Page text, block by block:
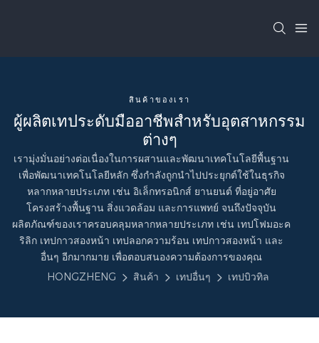
สินค้าของเรา
ผู้ผลิตเทประดับมืออาชีพสำหรับอุตสาหกรรม
ต่างๆ
เรามุ่งมั่นอย่างต่อเนื่องในการผสานและพัฒนาเทคโนโลยีพื้นฐาน
เพื่อพัฒนาเทคโนโลยีหลัก ซึ่งกำลังถูกนำไปประยุกต์ใช้ในธุรกิจ
หลากหลายประเภท เช่น อิเล็กทรอนิกส์ ยานยนต์ ที่อยู่อาศัย
โครงสร้างพื้นฐาน สิ่งแวดล้อม และการแพทย์ จนถึงปัจจุบัน
ผลิตภัณฑ์ของเราครอบคลุมหลากหลายประเภท เช่น เทปโฟมอะค
ริลิก เทปกาวสองหน้า เทปลอกความร้อน เทปกาวสองหน้า และ
อื่นๆ อีกมากมาย เพื่อตอบสนองความต้องการของคุณ
HONGZHENG
สินค้า เทปอื่นๆ เทปบิวทิล